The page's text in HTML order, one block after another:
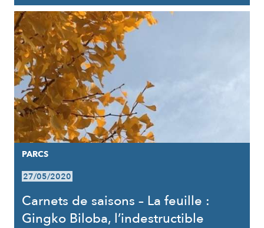
PARCS
27/05/2020
Carnets de saisons – La feuille :
Gingko Biloba, l’indestructible